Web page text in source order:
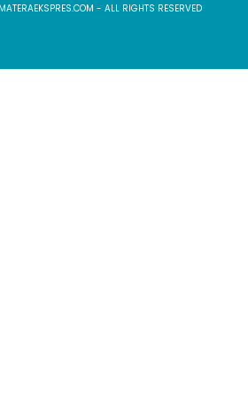
- ALL RIGHTS RESERVED